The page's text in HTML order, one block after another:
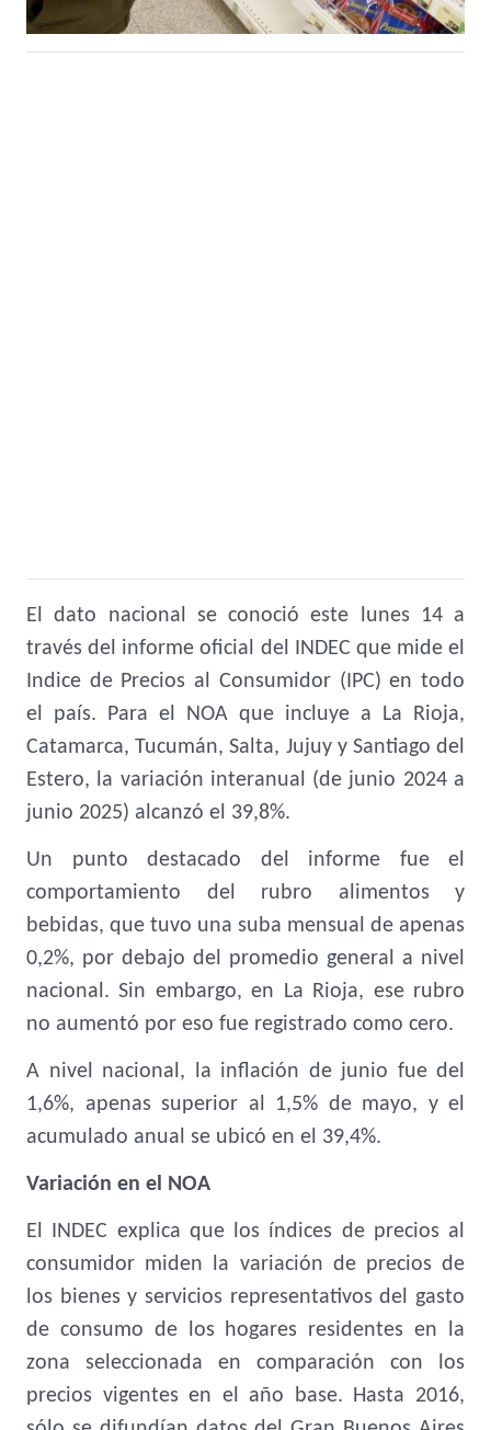
El dato nacional se conoció este lunes 14 a
través del informe oficial del INDEC que mide el
Indice de Precios al Consumidor (IPC) en todo
el país. Para el NOA que incluye a La Rioja,
Catamarca, Tucumán, Salta, Jujuy y Santiago del
Estero, la variación interanual (de junio 2024 a
junio 2025) alcanzó el 39,8%.
Un punto destacado del informe fue el
comportamiento del rubro alimentos y
bebidas, que tuvo una suba mensual de apenas
0,2%, por debajo del promedio general a nivel
nacional. Sin embargo, en La Rioja, ese rubro
no aumentó por eso fue registrado como cero.
A nivel nacional, la inflación de junio fue del
1,6%, apenas superior al 1,5% de mayo, y el
acumulado anual se ubicó en el 39,4%.
Variación en el NOA
El INDEC explica que los índices de precios al
consumidor miden la variación de precios de
los bienes y servicios representativos del gasto
de consumo de los hogares residentes en la
zona seleccionada en comparación con los
precios vigentes en el año base. Hasta 2016,